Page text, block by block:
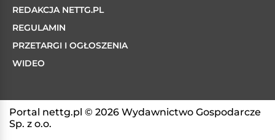
REDAKCJA NETTG.PL
REGULAMIN
PRZETARGI I OGŁOSZENIA
WIDEO
Portal nettg.pl © 2026 Wydawnictwo Gospodarcze
Sp. z o.o.